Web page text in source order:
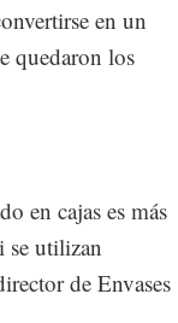
en un
quedaron los
en cajas es más
se utilizan
de Envases